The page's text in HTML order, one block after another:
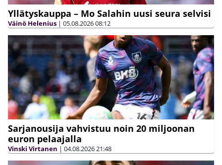
Yllätyskauppa – Mo Salahin uusi seura selvisi
Väinö Helenius | 05.08.202608:12
Sarjanousija vahvistuu noin 20 miljoonan
euron pelaajalla
Vinski Virtanen | 04.08.202621:48